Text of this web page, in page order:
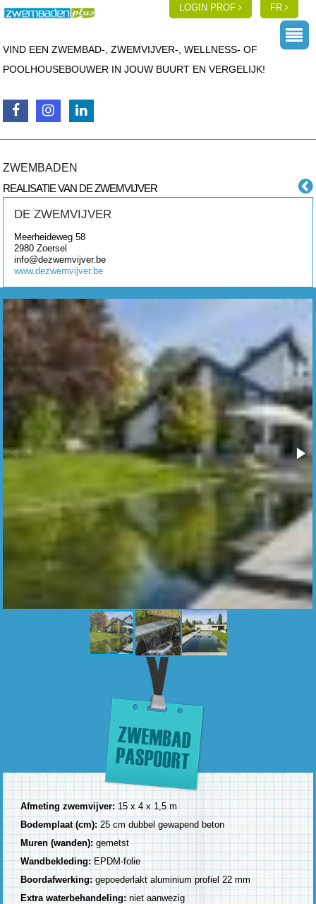
LOGIN PROF FR
VIND EEN ZWEMBAD-, ZWEMVIJVER-, WELLNESS- OF
POOLHOUSEBOUWER IN JOUW BUURT EN VERGELIJK!
ZWEMBADEN
REALISATIE VAN DE ZWEMVIJVER
DE ZWEMVIJVER
Meerheideweg 58
2980 Zoersel
info@dezwemvijver.be
www.dezwemvijver.be
Afmeting zwemvijver:15 x 4 x 1,5 m
Bodemplaat (cm):25 cm dubbel gewapend beton
Muren (wanden):gemetst
Wandbekleding: EPDM-folie
Boordafwerking:gepoederlakt aluminium profiel 22 mm
Extra waterbehandeling:niet aanwezig